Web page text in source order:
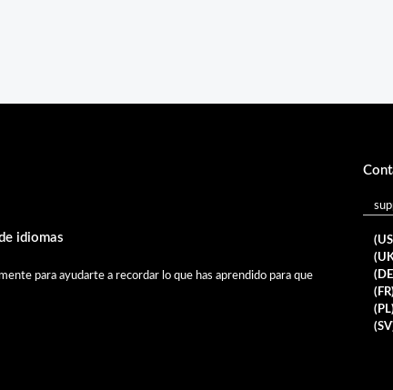
idiomas
para ayudarte a recordar lo que has aprendido para que